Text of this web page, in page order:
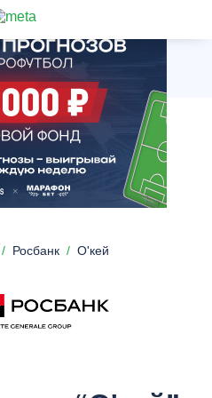
Росбанк О'кей